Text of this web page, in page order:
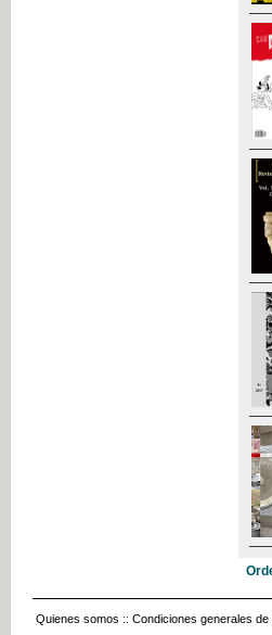
Quienes somos :: Condiciones generales